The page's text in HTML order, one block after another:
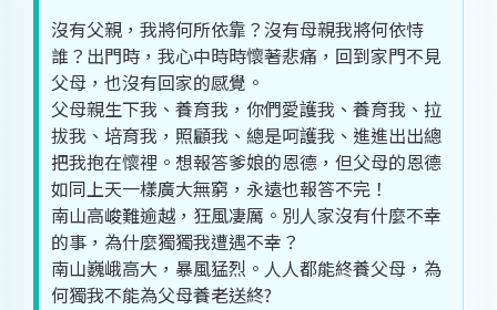
沒有父親 ， 我將何所依靠 ？沒有母親我將何依恃
誰 ？ 出門時 ， 我心中時時懷著悲痛 ， 回到家門不見
父母 ， 也沒有回家的感覺 。
父母親生下我 、 養育我 ， 你們愛護我 、 養育我 、 拉
拔我 、 培育我 ， 照顧我 、 總是呵護我 、 進進出出總
把我抱在懷裡 。 想報答爹娘的恩德 ， 但父母的恩德
如同上天一樣廣大無窮 ， 永遠也報答不完 ！
南山高峻難逾越， 狂風凄厲 。 別人家沒有什麼不幸
的事 ， 為什麼獨獨我遭遇不幸 ？
南山巍峨高大 ， 暴風猛烈 。 人人都能終養父母 ， 為
何獨我不能為父母養老送終?